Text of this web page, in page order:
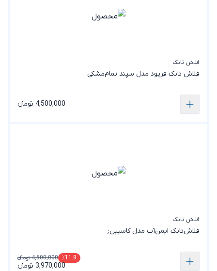
فلاش تانک
فلاش تانک فرپود مدل سپند‌ تمام‌مشکی
4,500,000 تومانء
فلاش تانک
فلاش‌تانک ایمن‌آب مدل کاسپین;
٪11.8 4,500,000 تومانء
3,970,000 تومانء